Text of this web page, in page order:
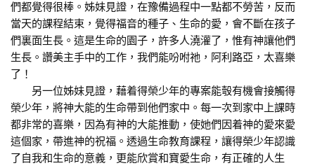
們都覺得很棒。姊妹見證，在豫備過程中一點都不勞苦，反而
當天的課程結束，覺得福音的種子、生命的愛，會不斷在孩子
們裏面生長。這是生命的園子，許多人澆灌了，惟有神讓他們
生長。讚美主手中的工作，我們能吩咐祂，阿利路亞，太喜樂
了！
另一位姊妹見證，藉着得榮少年的專案能彀有機會接觸得
榮少年，將神大能的生命帶到他們家中。每一次到家中上課時
都非常的喜樂，因為有神的大能推動，使她們因着神的愛來愛
這個家，帶進神的祝福。透過生命教育課程，讓得榮少年認識
了自我和生命的意義，更能欣賞和寶愛生命，有正確的人生